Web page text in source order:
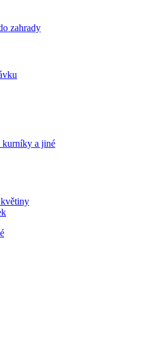
zahrady
kurníky a jiné